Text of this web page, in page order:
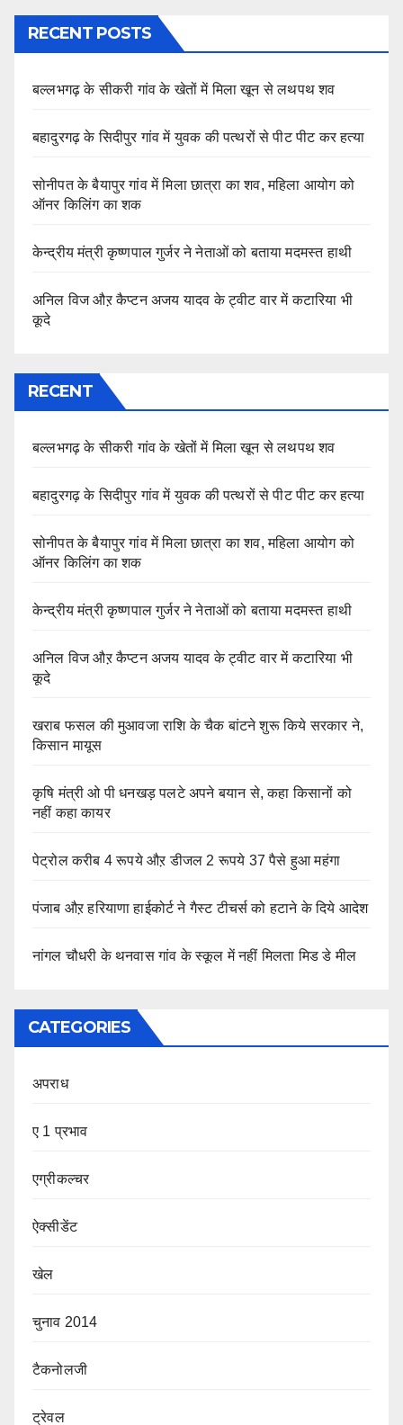
RECENT POSTS
बल्लभगढ़ के सीकरी गांव के खेतों में मिला खून से लथपथ शव
बहादुरगढ़ के सिदीपुर गांव में युवक की पत्थरों से पीट पीट कर हत्या
सोनीपत के बैयापुर गांव में मिला छात्रा का शव, महिला आयोग को
ऑनर किलिंग का शक
केन्द्रीय मंत्री कृष्णपाल गुर्जर ने नेताओं को बताया मदमस्त हाथी
अनिल विज औऱ कैप्टन अजय यादव के ट्वीट वार में कटारिया भी
कूदे
RECENT
बल्लभगढ़ के सीकरी गांव के खेतों में मिला खून से लथपथ शव
बहादुरगढ़ के सिदीपुर गांव में युवक की पत्थरों से पीट पीट कर हत्या
सोनीपत के बैयापुर गांव में मिला छात्रा का शव, महिला आयोग को
ऑनर किलिंग का शक
केन्द्रीय मंत्री कृष्णपाल गुर्जर ने नेताओं को बताया मदमस्त हाथी
अनिल विज औऱ कैप्टन अजय यादव के ट्वीट वार में कटारिया भी
कूदे
खराब फसल की मुआवजा राशि के चैक बांटने शुरू किये सरकार ने,
किसान मायूस
कृषि मंत्री ओ पी धनखड़ पलटे अपने बयान से, कहा किसानों को
नहीं कहा कायर
पेट्रोल करीब 4 रूपये औऱ डीजल 2 रूपये 37 पैसे हुआ महंगा
पंजाब औऱ हरियाणा हाईकोर्ट ने गैस्ट टीचर्स को हटाने के दिये आदेश
नांगल चौधरी के थनवास गांव के स्कूल में नहीं मिलता मिड डे मील
CATEGORIES
अपराध
ए 1 प्रभाव
एग्रीकल्चर
ऐक्सीडेंट
खेल
चुनाव 2014
टैकनोलजी
ट्रेवल